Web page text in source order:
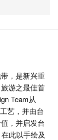
，是新兴重
游之最佳首
Team从
艺，并由台
，并启发台
此以手绘及